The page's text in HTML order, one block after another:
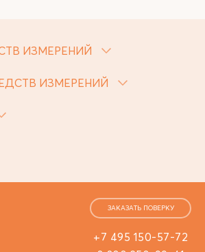
ИЗМЕРЕНИЙ
ИЗМЕРЕНИЙ
+7 495 150-57-72
ЗАКАЗАТЬ ПОВЕРКУ